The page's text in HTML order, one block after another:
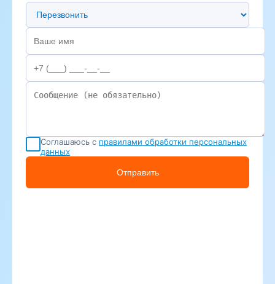
Предпочтительный способ связи
Соглашаюсь с правилами обработки персональных
данных
Отправить